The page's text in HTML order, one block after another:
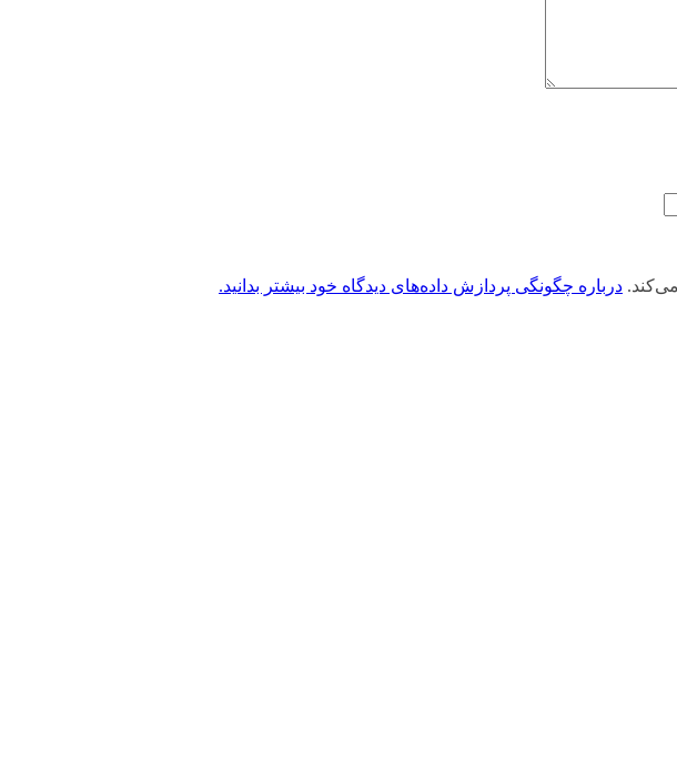
درباره چگونگی پردازش داده‌های دیدگاه خود بیشتر بدانید.